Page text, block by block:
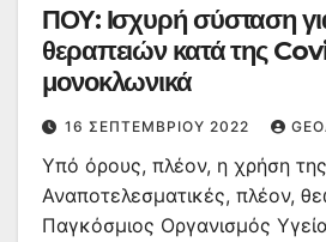
ΠΟΥ: Ισχυρή σύσταση
θεραπειών κατά της
μονοκλωνικά
16 ΣΕΠΤΕΜΒΡΊΟΥ 2022
Υπό όρους, πλέον, η χρήση της
Αναποτελεσματικές, πλέον,
Παγκόσμιος Οργανισμός